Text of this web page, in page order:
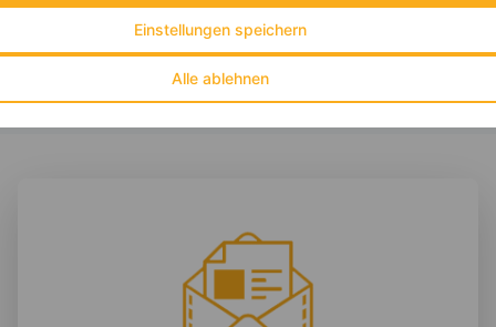
Alle ablehnen
Einstellungen speichern